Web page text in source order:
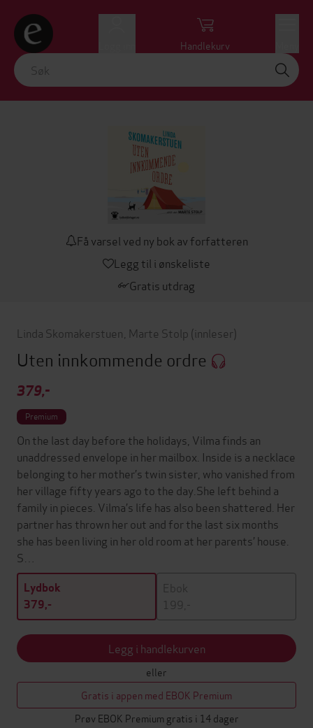
Handlekurv
Få varsel ved ny bok av forfatteren
Legg til i ønskeliste
Gratis utdrag
Linda Skomakerstuen Marte Stolp (innleser)
Uten innkommende ordre
379,-
Premium
On the last day before the holidays, Vilma finds an
unaddressed envelope in her mailbox. Inside is a necklace
belonging to her mother’s twin sister, who vanished from
her village fifty years ago to the day.She left behind a
family in pieces. Vilma’s life has also been shattered. Her
partner has thrown her out and for the last six months
she has been living in her old room at her parents’ house.
S…
Lydbok
379,-
Ebok
199,-
Legg i handlekurven
eller
Gratis i appen med EBOK Premium
Prøv EBOK Premium gratis i 14 dager